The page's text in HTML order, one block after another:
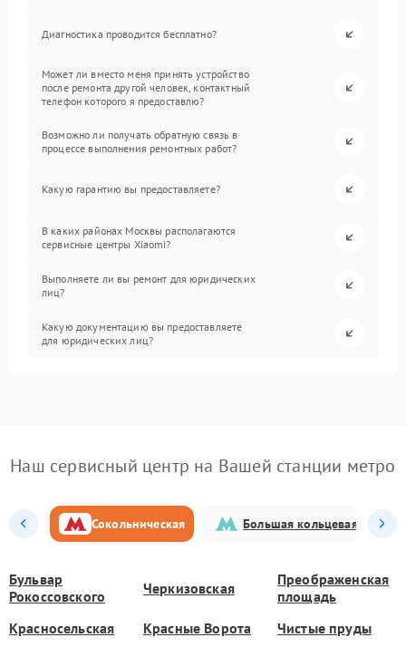
Диагностика проводится бесплатно?
Может ли вместо меня принять устройство
после ремонта другой человек, контактный
телефон которого я предоставлю?
Возможно ли получать обратную связь в
процессе выполнения ремонтных работ?
Какую гарантию вы предоставляете?
В каких районах Москвы располагаются
сервисные центры Xiaomi?
Выполняете ли вы ремонт для юридических
лиц?
Какую документацию вы предоставляете
для юридических лиц?
Наш сервисный центр на Вашей станции метро
Сокольническая Большая кольцевая
Бульвар
Рокоссовского
Черкизовская
Преображенская
площадь
Красносельская
Красные Ворота Чистые пруды